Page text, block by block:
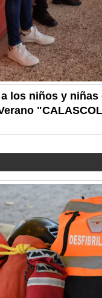
los niños y niñas